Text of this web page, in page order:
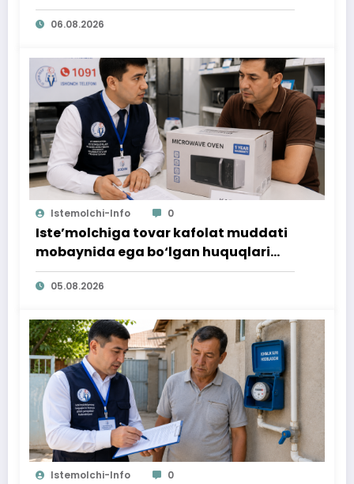
06.08.2026
Istemolchi-Info 0
Iste’molchiga tovar kafolat muddati
mobaynida ega bo‘lgan huquqlari
ta’minlab berildi
05.08.2026
Istemolchi-Info 0